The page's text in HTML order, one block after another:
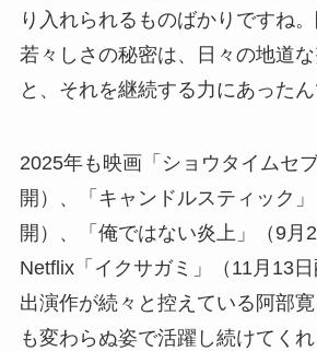
り入れられるものばかりですね
若々しさの秘密は、日々の地道
と、それを継続する力にあったん
2025年も映画「ショウタイムセ
開）、「キャンドルスティック
開）、「俺ではない炎上」（9月
Netflix「イクサガミ」（11月13
出演作が続々と控えている阿部
も変わらぬ姿で活躍し続けてく